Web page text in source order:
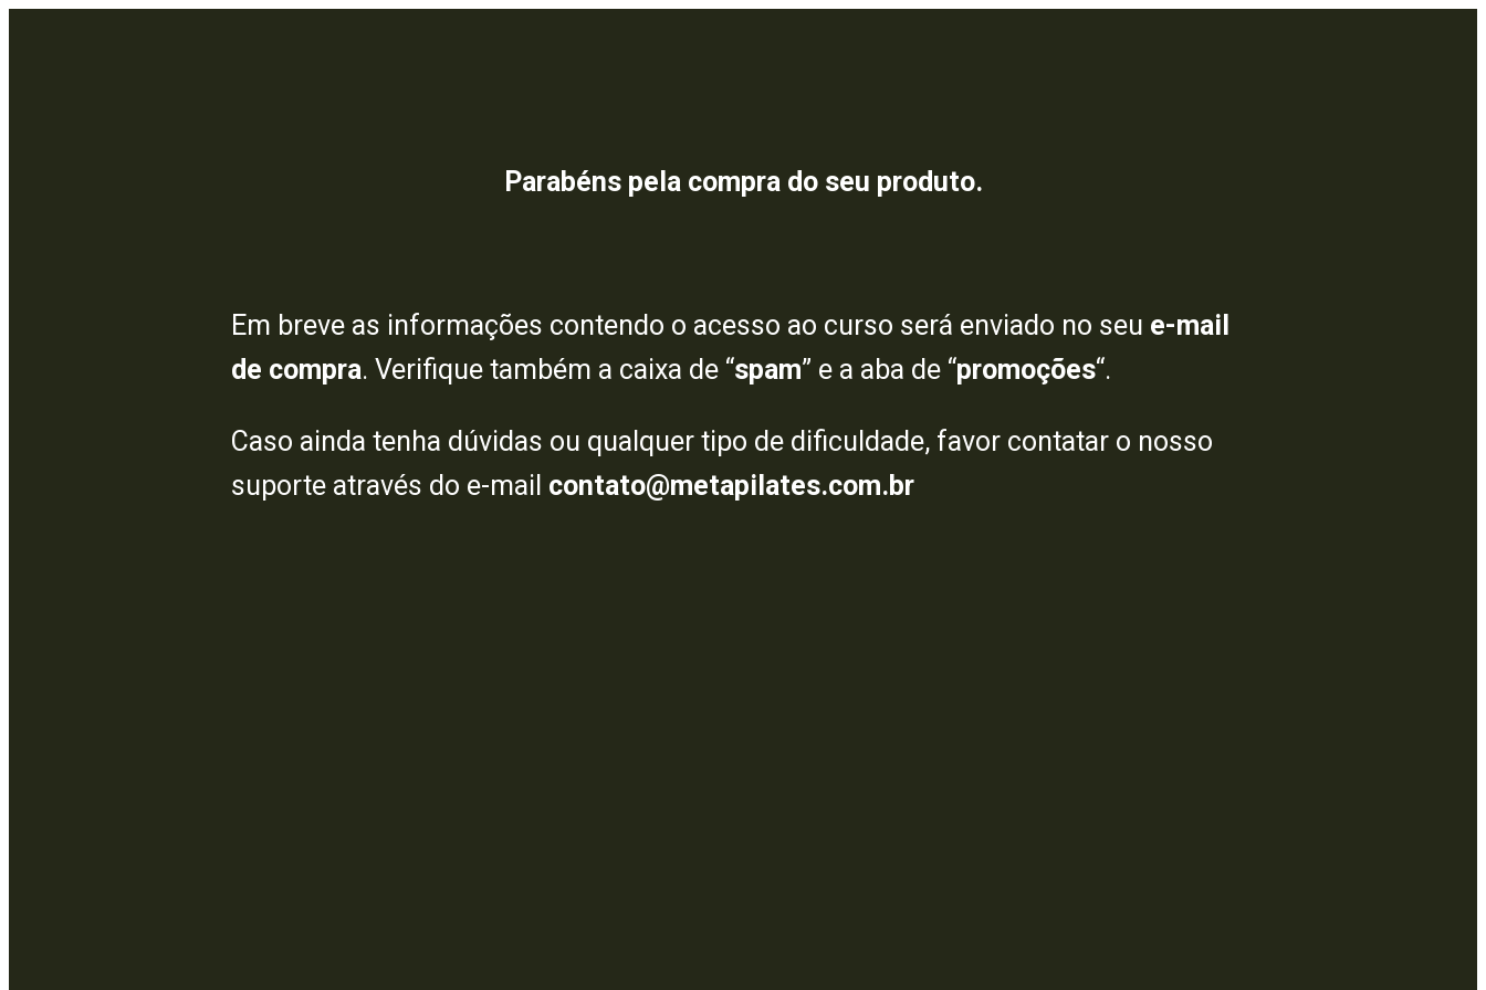
Parabéns pela compra do seu produto.
Em breve as informações contendo o acesso ao curso será enviado no seu e-mail
de compra. Verifique também a caixa de “spam” e a aba de “promoções“.
Caso ainda tenha dúvidas ou qualquer tipo de dificuldade, favor contatar o nosso
suporte através do e-mail contato@metapilates.com.br